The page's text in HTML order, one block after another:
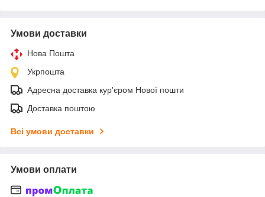
Умови доставки
Нова Пошта
Укрпошта
Адресна доставка кур'єром Нової пошти
Доставка поштою
Всі умови доставки
Умови оплати